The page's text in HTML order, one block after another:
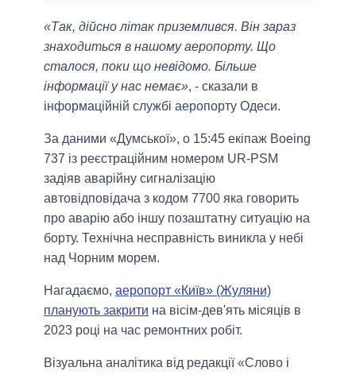
«Так, дійсно літак приземлився. Він зараз
знаходиться в нашому аеропорту. Що
сталося, поки що невідомо. Більше
інформації у нас немає», - сказали в
інформаційній службі аеропорту Одеси.
За даними «Думської», о 15:45 екіпаж Boeing
737 із реєстраційним номером UR-PSM
задіяв аварійну сигналізацію
автовідповідача з кодом 7700 яка говорить
про аварію або іншу позаштатну ситуацію на
борту. Технічна несправність виникла у небі
над Чорним морем.
Нагадаємо, аеропорт «Київ» (Жуляни)
планують закрити на вісім-дев'ять місяців в
2023 році на час ремонтних робіт.
Візуальна аналітика від редакції «Слово і